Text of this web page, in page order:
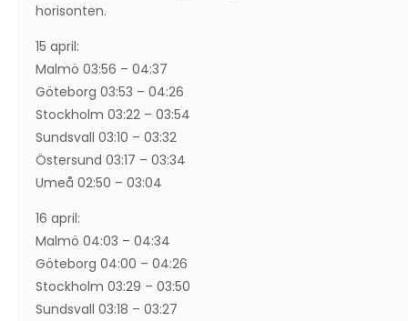
horisonten.
15 april:
Malmö 03:56 – 04:37
Göteborg 03:53 – 04:26
Stockholm 03:22 – 03:54
Sundsvall 03:10 – 03:32
Östersund 03:17 – 03:34
Umeå 02:50 – 03:04
16 april:
Malmö 04:03 – 04:34
Göteborg 04:00 – 04:26
Stockholm 03:29 – 03:50
Sundsvall 03:18 – 03:27